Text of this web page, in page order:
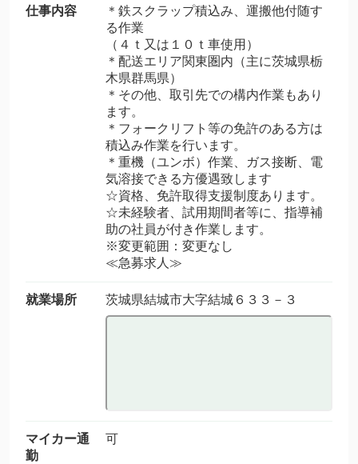
仕事内容
＊鉄スクラップ積込み、運搬他付随す
る作業
（４ｔ又は１０ｔ車使用）
＊配送エリア関東圏内（主に茨城県栃
木県群馬県）
＊その他、取引先での構内作業もあり
ます。
＊フォークリフト等の免許のある方は
積込み作業を行います。
＊重機（ユンボ）作業、ガス接断、電
気溶接できる方優遇致します
☆資格、免許取得支援制度あります。
☆未経験者、試用期間者等に、指導補
助の社員が付き作業します。
※変更範囲：変更なし
≪急募求人≫
就業場所 茨城県結城市大字結城６３３－３
マイカー通
勤
可